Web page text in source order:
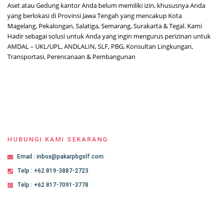
Aset atau Gedung kantor Anda belum memiliki izin, khususnya Anda
yang berlokasi di Provinsi Jawa Tengah yang mencakup Kota
Magelang, Pekalongan, Salatiga, Semarang, Surakarta & Tegal. Kami
Hadir sebagai solusi untuk Anda yang ingin mengurus perizinan untuk
AMDAL – UKL/UPL, ANDLALIN, SLF, PBG, Konsultan Lingkungan,
Transportasi, Perencanaan & Pembangunan
HUBUNGI KAMI SEKARANG
Email : inbox@pakarpbgslf.com
Telp : +62 819-3887-2723
Telp : +62 817-7091-3778